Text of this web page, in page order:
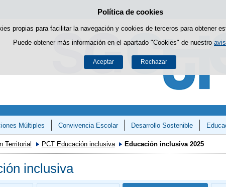
Política de cookies
propias para facilitar la navegación y cookies de terceros para obtener
Puede obtener más información en el apartado "Cookies" de nuestro
Aceptar Rechazar
Saltar al contenido
Múltiples Convivencia Escolar Desarrollo Sostenible
y Matemáticas»
Territorial PCT Educación inclusiva Educación inclusiva 2025
inclusiva